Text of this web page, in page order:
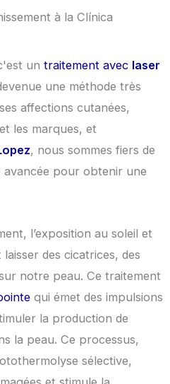
à la Clínica
un traitement avec laser
une méthode très
affections cutanées,
les marques, et
, nous sommes fiers de
pour obtenir une
l’exposition au soleil et
des cicatrices, des
notre peau. Ce traitement
qui émet des impulsions
la production de
la peau. Ce processus,
sélective,